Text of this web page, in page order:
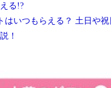
る!?
はいつもらえる？ 土日や
！